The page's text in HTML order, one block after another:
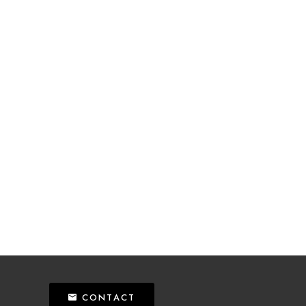
CONTACT